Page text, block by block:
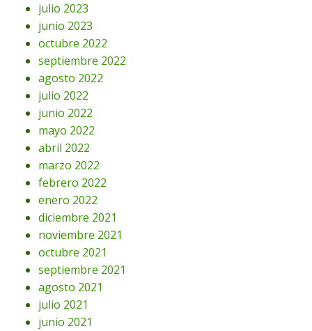
julio 2023
junio 2023
octubre 2022
septiembre 2022
agosto 2022
julio 2022
junio 2022
mayo 2022
abril 2022
marzo 2022
febrero 2022
enero 2022
diciembre 2021
noviembre 2021
octubre 2021
septiembre 2021
agosto 2021
julio 2021
junio 2021